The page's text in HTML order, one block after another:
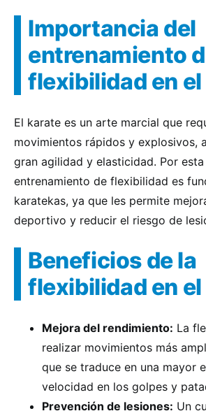
Importancia del
entrenamiento
flexibilidad en
El karate es un arte marcial que
movimientos rápidos y explosivos,
gran agilidad y elasticidad. Por
entrenamiento de flexibilidad es
karatekas, ya que les permite
deportivo y reducir el riesgo de
Beneficios de la
flexibilidad en
Mejora del rendimiento: La
realizar movimientos más
que se traduce en una mayor
velocidad en los golpes y
Prevención de lesiones: Un